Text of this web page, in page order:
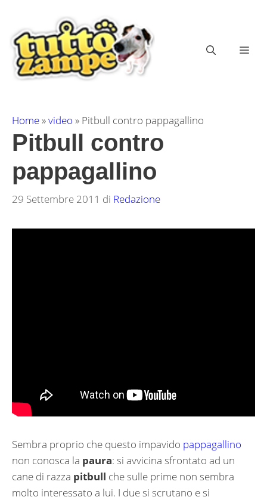
contenuto
Home»video » Pitbull contro pappagallino
Pitbull contro
pappagallino
29 Settembre 2011 di Redazione
Sembra proprio che questo impavido pappagallino
non conosca la paura: si avvicina sfrontato ad un
cane di razza pitbull che sulle prime non sembra
molto interessato a lui. I due si scrutano e si